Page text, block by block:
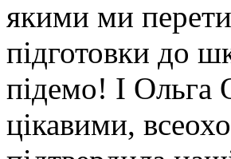
якими ми
підготовки до
підемо! І Ольга
цікавими,